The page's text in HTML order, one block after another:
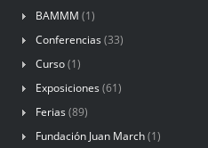
BAMMM (1)
Conferencias (33)
Curso(1)
Exposiciones (61)
Ferias (89)
Fundación Juan March(1)